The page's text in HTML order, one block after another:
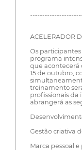
ACELERADOR
Os
programa
que acontecerá
15 de outubro,
treinamento
profissionais da
abrangerá as
Gestão criativa
Marca pessoal